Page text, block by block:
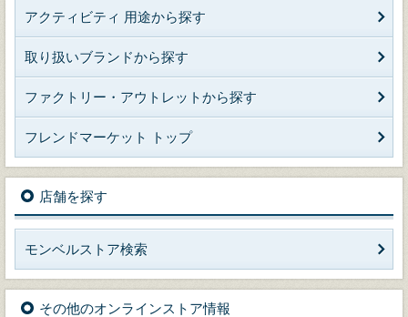
アクティビティ 用途から探す
取り扱いブランドから探す
ファクトリー・アウトレットから探す
フレンドマーケット トップ
店舗を探す
モンベルストア検索
その他のオンラインストア情報